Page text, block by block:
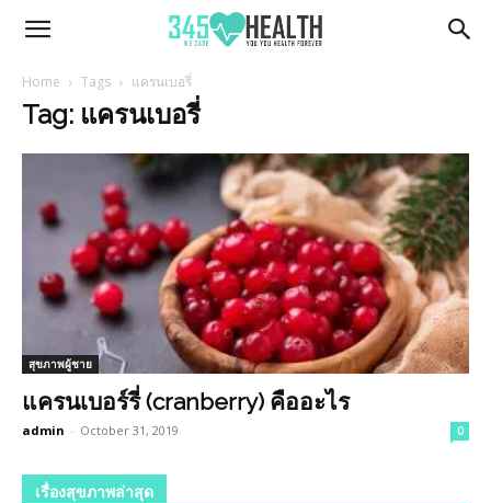
345Health
Home Tags แครนเบอรี่
Tag: แครนเบอรี่
สุขภาพผู้ชาย
แครนเบอร์รี่ (cranberry) คืออะไร
admin - October 31, 2019 0
เรื่องสุขภาพล่าสุด